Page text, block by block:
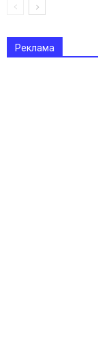
Реклама